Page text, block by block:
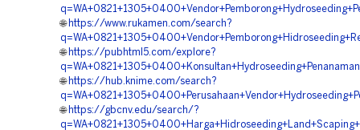
🌐 https://www.rukamen.com/search?
🌐 https://pubhtml5.com/explore?
🌐 https://hub.knime.com/search?
🌐 https://gbcnv.edu/search/?